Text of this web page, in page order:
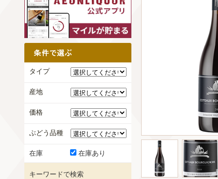
タイプ
産地
価格
ぶどう品種
在庫 在庫あり
キーワードで検索